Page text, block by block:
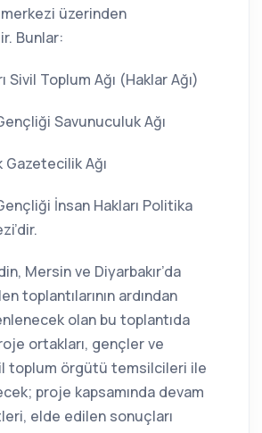
üzerinden
Bunlar:
Sivil Toplum Ağı (Haklar Ağı)
Savunuculuk Ağı
Ağı
İnsan Hakları Politika
Mersin ve Diyarbakır’da
toplantılarının ardından
olan bu toplantıda
ortakları, gençler ve
toplum örgütü temsilcileri ile
proje kapsamında devam
elde edilen sonuçları